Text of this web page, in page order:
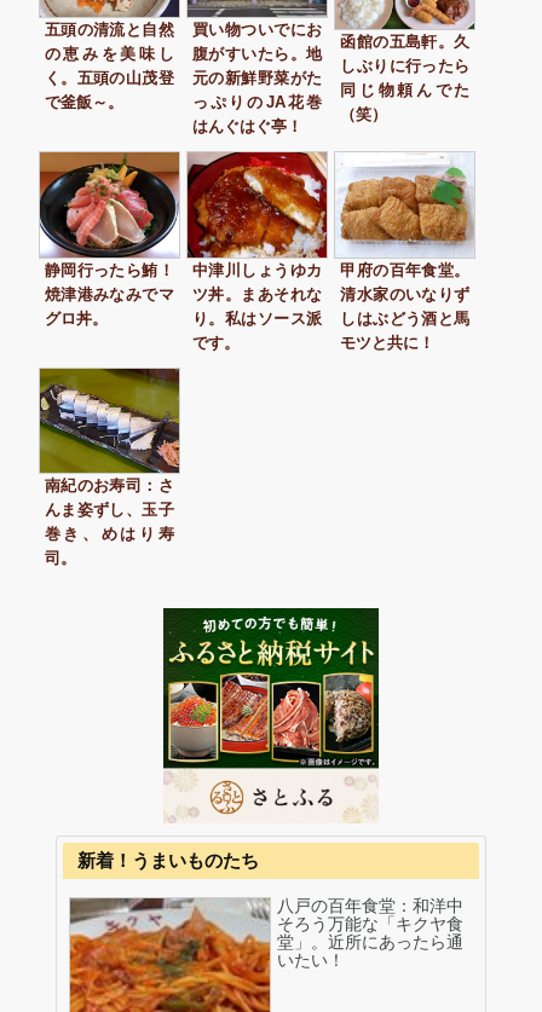
五頭の清流と自然
の恵みを美味し
く。五頭の山茂登
で釜飯～。
買い物ついでにお
腹がすいたら。地
元の新鮮野菜がた
っぷりのJA花巻
はんぐはぐ亭！
函館の五島軒。久
しぶりに行ったら
同じ物頼んでた
（笑）
静岡行ったら鮪！
焼津港みなみでマ
グロ丼。
中津川しょうゆカ
ツ丼。まあそれな
り。私はソース派
です。
甲府の百年食堂。
清水家のいなりず
しはぶどう酒と馬
モツと共に！
南紀のお寿司：さ
んま姿ずし、玉子
巻き、めはり寿
司。
新着！うまいものたち
八戸の百年食堂：和洋中
そろう万能な「キクヤ食
堂」。近所にあったら通
いたい！